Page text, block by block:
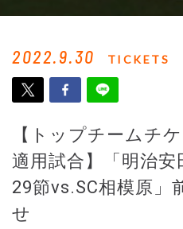
2022.9.30 TICKETS
【トップチームチ
適用試合】「明治
29節vs.SC相模原」
せ